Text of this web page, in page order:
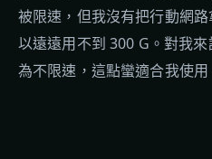
被限速，但我沒有把行動網
以遠遠用不到 300 G。對我
為不限速，這點蠻適合我使用